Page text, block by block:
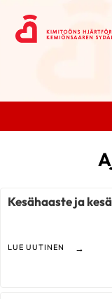
Kesähaaste ja
LUE UUTINEN